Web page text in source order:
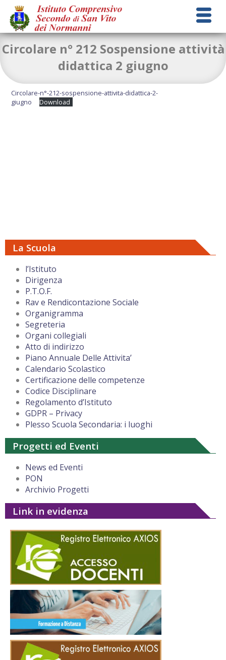
La Scuola
l’Istituto
Dirigenza
P.T.O.F.
Rav e Rendicontazione Sociale
Organigramma
Segreteria
Organi collegiali
Atto di indirizzo
Piano Annuale Delle Attivita’
Calendario Scolastico
Certificazione delle competenze
Codice Disciplinare
Regolamento d’Istituto
GDPR – Privacy
Plesso Scuola Secondaria: i luoghi
Progetti ed Eventi
News ed Eventi
PON
Archivio Progetti
Link in evidenza
Circolare n° 212 Sospensione attività
didattica 2 giugno
Circolare-n°-212-sospensione-attivita-didattica-2-
giugno
Download